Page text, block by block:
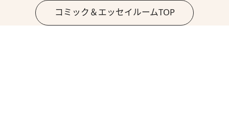
コミック＆エッセイルームTOP